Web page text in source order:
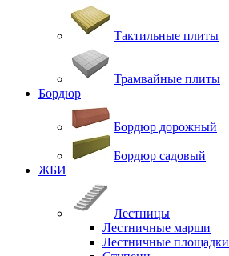
Тактильные плиты
Трамвайные плиты
Бордюр
Бордюр дорожный
Бордюр садовый
ЖБИ
Лестницы
Лестничные марши
Лестничные площадки